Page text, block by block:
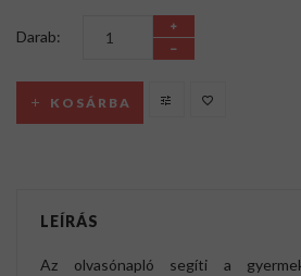
Darab:
KOSÁRBA
LEÍRÁS
Az olvasónapló segíti a